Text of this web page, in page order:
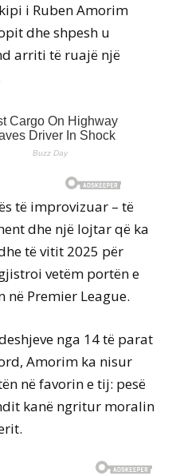
i Ruben Amorim
dhe shpesh u
arriti të ruajë një
të improvizuar – të
dhe një lojtar që ka
të vitit 2025 për
vetëm portën e
në Premier League.
nga 14 të parat
Amorim ka nisur
në favorin e tij: pesë
kanë ngritur moralin